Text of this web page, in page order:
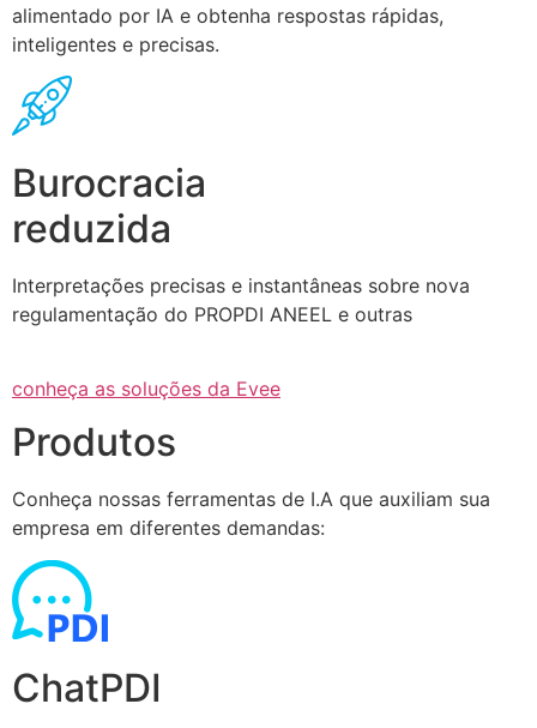
alimentado por IA e obtenha respostas rápidas,
inteligentes e precisas.
Burocracia
reduzida
Interpretações precisas e instantâneas sobre nova
regulamentação do PROPDI ANEEL e outras
conheça as soluções da Evee
Produtos
Conheça nossas ferramentas de I.A que auxiliam sua
empresa em diferentes demandas:
ChatPDI